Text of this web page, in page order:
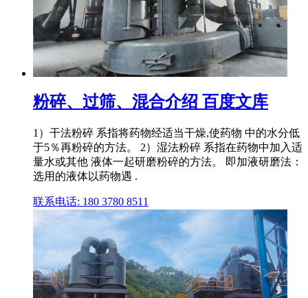
粉碎、过筛、混合介绍 百度文库
1）干法粉碎 系指将药物经适当干燥,使药物 中的水分低
于5％再粉碎的方法。 2）湿法粉碎 系指在药物中加入适
量水或其他 液体一起研磨粉碎的方法。 即加液研磨法：
选用的液体以药物遇 .
联系电话: 180 3780 8511